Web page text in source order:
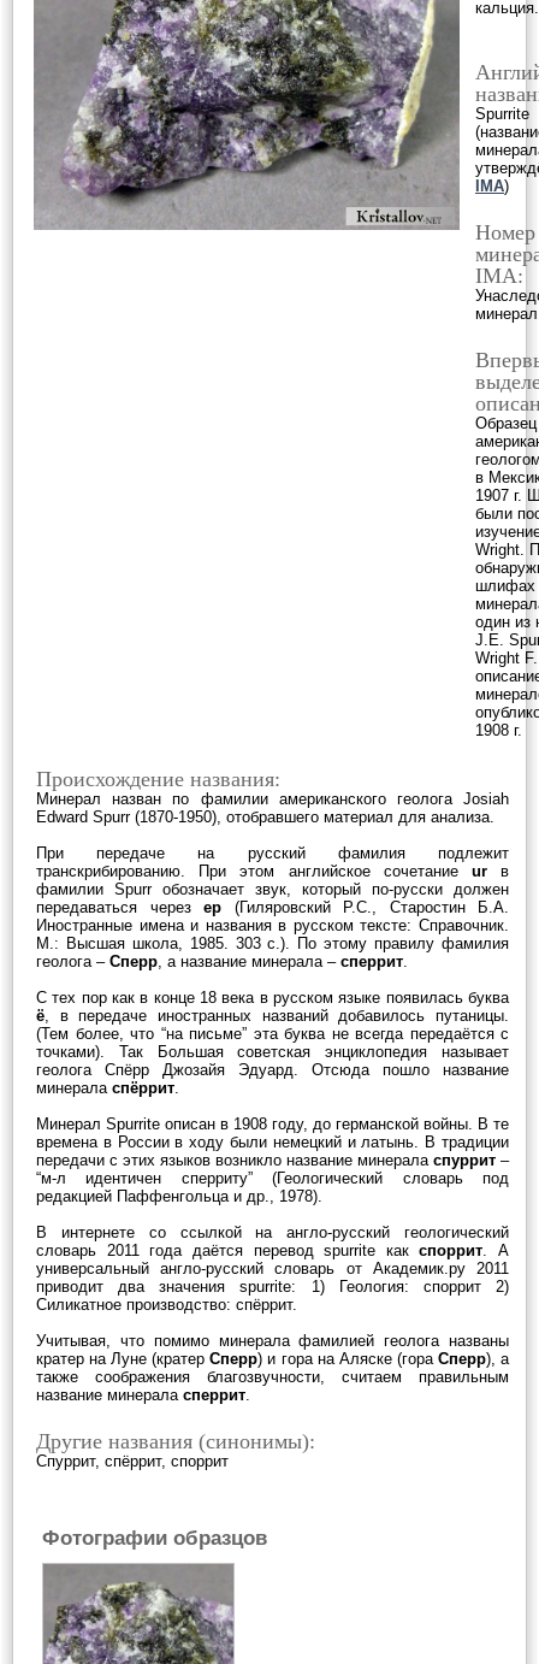
кальция.
Spurrite
IMA)
Номер
IMA:
минерал
Образец
в
1907 г.
были
Wright.
шлифах
один из
J.E.
Wright
1908 г.
Происхождение названия:
Минерал назван по фамилии американского геолога Josiah
Edward Spurr (1870-1950), отобравшего материал для анализа.
При передаче на русский фамилия подлежит
транскрибированию. При этом английское сочетание urв
фамилии Spurr обозначает звук, который по-русски должен
передаваться через ер (Гиляровский Р.С., Старостин Б.А.
Иностранные имена и названия в русском тексте: Справочник.
М.: Высшая школа, 1985. 303 с.). По этому правилу фамилия
геолога – Сперр, а название минерала – сперрит.
С тех пор как в конце 18 века в русском языке появилась буква
ё, в передаче иностранных названий добавилось путаницы.
(Тем более, что “на письме” эта буква не всегда передаётся с
точками). Так Большая советская энциклопедия называет
геолога Спёрр Джозайя Эдуард. Отсюда пошло название
минерала спёррит.
Минерал Spurrite описан в 1908 году, до германской войны. В те
времена в России в ходу были немецкий и латынь. В традиции
передачи с этих языков возникло название минерала спуррит –
“м-л идентичен сперриту” (Геологический словарь под
редакцией Паффенгольца и др., 1978).
В интернете со ссылкой на англо-русский геологический
словарь 2011 года даётся перевод spurrite какспоррит. А
универсальный англо-русский словарь от Академик.ру 2011
приводит два значения spurrite: 1) Геология: споррит 2)
Силикатное производство: спёррит.
Учитывая, что помимо минерала фамилией геолога названы
кратер на Луне (кратерСперр) и гора на Аляске (гора Сперр), а
также соображения благозвучности, считаем правильным
название минерала сперрит.
Другие названия (синонимы):
Спуррит, спёррит, споррит
Фотографии образцов